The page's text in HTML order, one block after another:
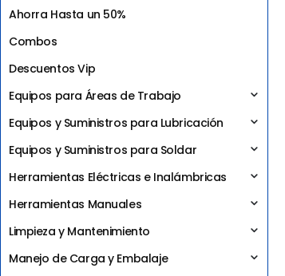
Ahorra Hasta un 50%
Combos
Descuentos Vip
Equipos para Áreas de Trabajo
Equipos y Suministros para Lubricación
Equipos y Suministros para Soldar
Herramientas Eléctricas e Inalámbricas
Herramientas Manuales
Limpieza y Mantenimiento
Manejo de Carga y Embalaje